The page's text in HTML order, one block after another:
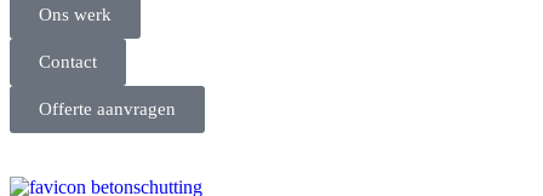
Ons werk
Contact
Offerte aanvragen